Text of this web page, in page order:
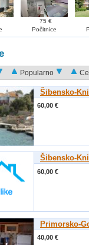
75 €
Počitnice
Popularno
Šibensko-
60,00 €
Šibensko-
60,00 €
Primorsko-
40,00 €